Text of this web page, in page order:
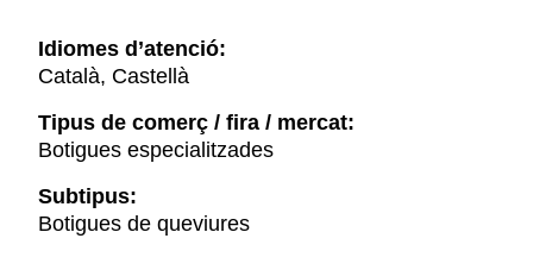
Idiomes d’atenció:
Català, Castellà
Tipus de comerç / fira / mercat:
Botigues especialitzades
Subtipus:
Botigues de queviures